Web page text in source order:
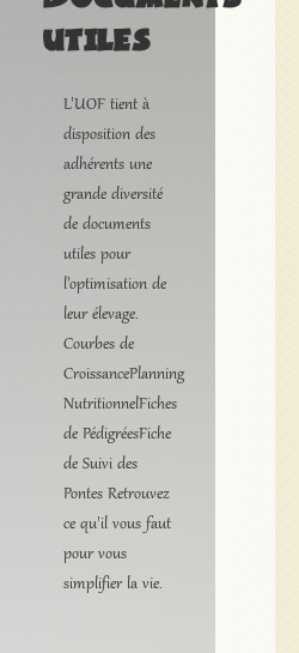
utiles
L'UOF tient à
disposition des
adhérents une
grande diversité
de documents
utiles pour
l'optimisation de
leur élevage.
Courbes de
CroissancePlanning
NutritionnelFiches
de PédigréesFiche
de Suivi des
Pontes Retrouvez
ce qu'il vous faut
pour vous
simplifier la vie.